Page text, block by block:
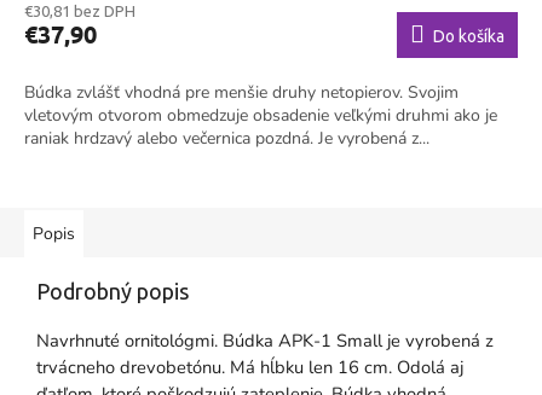
€30,81 bez DPH
€37,90 Do košíka
Búdka zvlášť vhodná pre menšie druhy netopierov. Svojim
vletovým otvorom obmedzuje obsadenie veľkými druhmi ako je
raniak hrdzavý alebo večernica pozdná. Je vyrobená z...
Popis
Podrobný popis
Navrhnuté ornitológmi. Búdka APK-1 Small je vyrobená z
trvácneho drevobetónu. Má hĺbku len 16 cm. Odolá aj